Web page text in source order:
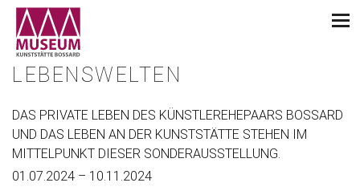
LEBENSWELTEN
DAS PRIVATE LEBEN DES KÜNSTLEREHEPAARS BOSSARD
UND DAS LEBEN AN DER KUNSTSTÄTTE STEHEN IM
MITTELPUNKT DIESER SONDERAUSSTELLUNG.
01.07.2024 – 10.11.2024